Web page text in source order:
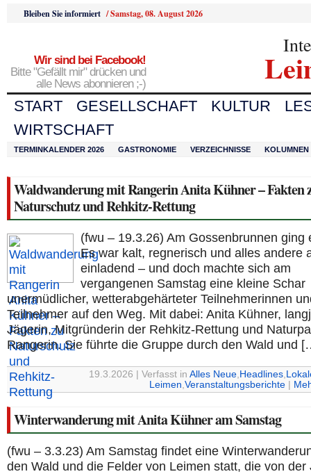
Bleiben Sie informiert /Samstag, 08. August 2026
Wir sind bei Facebook!
Bitte "Gefällt mir" drücken und
alle News abonnieren ;-)
START GESELLSCHAFT KULTUR
WIRTSCHAFT
TERMINKALENDER 2026 GASTRONOMIE VERZEICHNISSE KOLUMNEN
Waldwanderung mit Rangerin Anita Kühner – Fakten
Naturschutz und Rehkitz-Rettung
(fwu – 19.3.26) Am Gossenbrunnen ging
Es war kalt, regnerisch und alles andere
einladend – und doch machte sich am
vergangenen Samstag eine kleine Schar
unermüdlicher, wetterabgehärteter Teilnehmerinnen
Teilnehmer auf den Weg. Mit dabei: Anita Kühner,
Jägerin, Mitgründerin der Rehkitz-Rettung und
Rangerin. Sie führte die Gruppe durch den Wald und
19.3.2026 | Verfasst in Alles Neue, Headlines,
Leimen,Veranstaltungsberichte
Winterwanderung mit Anita Kühner am Samstag
(fwu – 3.3.23) Am Samstag findet eine
den Wald und die Felder von Leimen statt, die von der